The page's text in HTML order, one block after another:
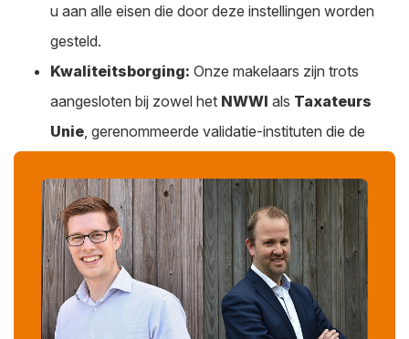
u aan alle eisen die door deze instellingen worden
gesteld.
Kwaliteitsborging: Onze makelaars zijn trots
aangesloten bij zowel het NWWI als Taxateurs
Unie , gerenommeerde validatie-instituten die de
NHG-Gereed:Voor wie een Nationale
Hypotheekgarantie (NHG)
nastreeft, bieden wij
gevalideerde taxaties aan. Deze zijn vaak essentieel
om in aanmerking te komen voor NHG.